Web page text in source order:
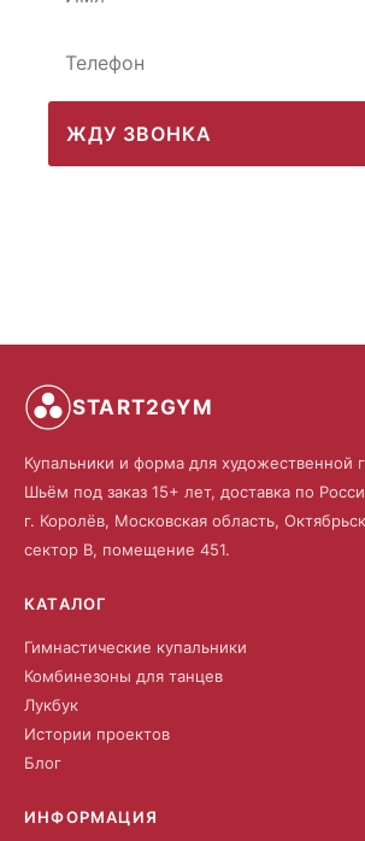
ЖДУ ЗВОНКА
START2GYM
Купальники и форма для художественной
Шьём под заказ 15+ лет, доставка по
г. Королёв, Московская область,
сектор В, помещение 451.
КАТАЛОГ
Гимнастические купальники
Комбинезоны для танцев
Лукбук
Истории проектов
Блог
ИНФОРМАЦИЯ